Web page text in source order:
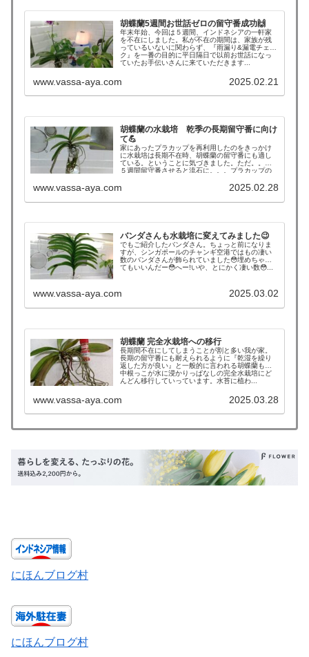
胡蝶蘭5週間お世話ゼロの留守番成功🙌
年末年始、今回は５週間、インドネシアの一軒家
を不在にしました。私が不在の期間は、家族が残
っているいないに関わらず、『雨漏り&漏電チェッ
ク』を一番の目的に平日隔日で以前お世話になっ
ていたお手伝いさんに来ていただきます...
www.vassa-aya.com 2025.02.21
胡蝶蘭の水栽培 乾季の長期留守番に向け
て💪
家にあったプラカップを再利用したのをきっかけ
に水栽培は長期不在時、胡蝶蘭の留守番にも適し
ている。ということに気づきました。ただ。。。
５週間留守番させると流石に。。。プラカップの
www.vassa-aya.com 2025.02.28
バンダさんも水栽培に変えてみました😉
でもご紹介したバンダさん。ちょっと前になりま
すが、シンガポールのチャンギ空港ではもの凄い
数のバンダさんが飾られていました😳埋めちゃっ
てもいいんだー😳へー!いや、とにかく凄い数😳...
www.vassa-aya.com 2025.03.02
胡蝶蘭 完全水栽培への移行
長期間不在にしてしまうことが割と多い我が家。
長期の留守番にも耐えられるように『乾湿を繰り
返した方が良い』と一般的に言われる胡蝶蘭も年
中根っこが水に浸かりっぱなしの完全水栽培にど
んどん移行していっています。水苔に植わ...
www.vassa-aya.com 2025.03.28
にほんブログ村
にほんブログ村